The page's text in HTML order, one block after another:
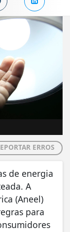
ERROS
de energia
A
(Aneel)
para